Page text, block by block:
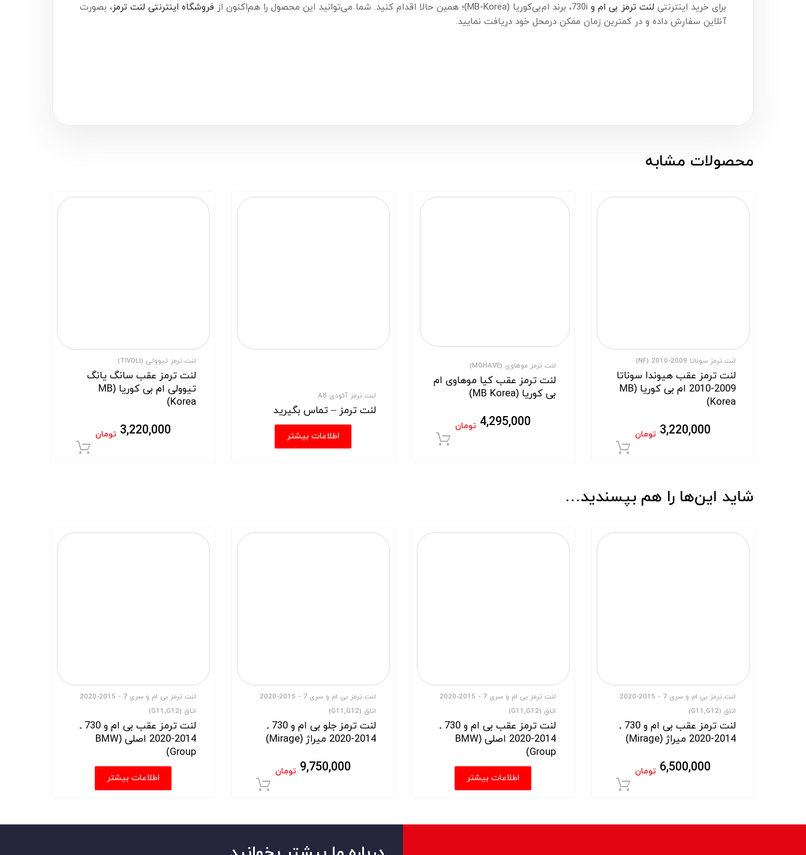
برای خرید اینترنتی لنت ترمز بی ام و فروشگاه اینترنتی لنت ترمز، بصورت
آنلاین سفارش داده و در کمترین زمان ممکن درمحل خود دریافت نمایید.
شاید این‌ها را هم بپسندید…
لنت ترمز بی ام و سری 7 - 2015-2020
اتاق (G11,G12)
لنت ترمز عقب بی ام و 730 ـ
2014-2020 میراژ (Mirage)
6,500,000 تومان
لنت ترمز بی ام و سری 7 - 2015-2020
اتاق (G11,G12)
لنت ترمز عقب بی ام و 730 ـ
2014-2020 اصلی (BMW
Group)
اطلاعات بیشتر
لنت ترمز بی ام و سری 7 - 2015-2020
اتاق (G11,G12)
لنت ترمز جلو بی ام و 730 ـ
2014-2020 میراژ (Mirage)
9,750,000 تومان
لنت ترمز بی ام و سری 7 - 2015-2020
اتاق (G11,G12)
لنت ترمز عقب بی ام و 730 ـ
2014-2020 اصلی (BMW
Group)
اطلاعات بیشتر
محصولات مشابه
لنت ترمز سوناتا 2009-2010 (NF)
لنت ترمز عقب هیوندا سوناتا
2009-2010 ام بی کوریا (MB
Korea)
3,220,000 تومان
لنت ترمز موهاوی (MOHAVE)
لنت ترمز عقب کیا موهاوی ام
بی کوریا (MB Korea)
4,295,000 تومان
لنت ترمز آئودی A8
لنت ترمز – تماس بگیرید
اطلاعات بیشتر
لنت ترمز تیوولی (TIVOLI)
لنت ترمز عقب سانگ یانگ
تیوولی ام بی کوریا (MB
Korea)
3,220,000 تومان